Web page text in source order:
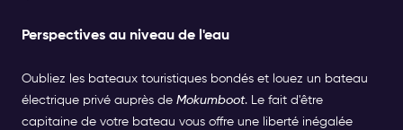
Perspectives au niveau de l'eau
Oubliez les bateaux touristiques bondés et louez un bateau
électrique privé auprès de Mokumboot. Le fait d'être
capitaine de votre bateau vous offre une liberté inégalée